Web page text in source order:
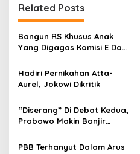
t
n
a
i
a
t
i
Related Posts
Bangun RS Khusus Anak
Yang Digagas Komisi E Dan
Indonesia : Asal Bunyi!
Hadiri Pernikahan Atta-
Aurel, Jokowi Dikritik
“Diserang” Di Debat Kedua,
Prabowo Makin Banjir
PBB Terhanyut Dalam Arus